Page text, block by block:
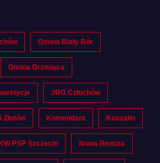
Gmina Biały Bór
Gmina Grzmiąca
JRG Człuchów
Złotów Komendant Koszalin
PSP Szczecin Nowa Remiza